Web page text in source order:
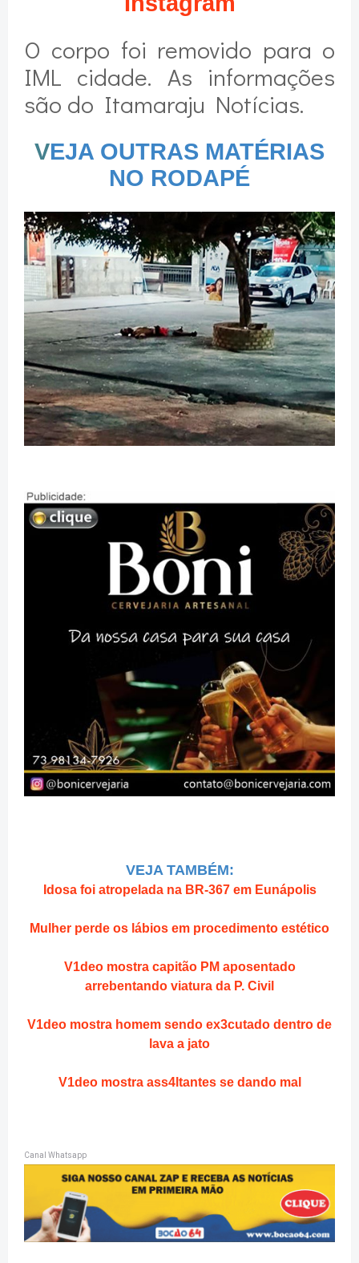
O corpo foi removido para o
IML cidade. As informações
são do Itamaraju Notícias.
VEJA OUTRAS MATÉRIAS
NO RODAPÉ
VEJA TAMBÉM:
Idosa foi atropelada na BR-367 em Eunápolis
Mulher perde os lábios em procedimento estético
V1deo mostra capitão PM aposentado
arrebentando viatura da P. Civil
V1deo mostra homem sendo ex3cutado dentro de
lava a jato
V1deo mostra ass4ltantes se dando mal
Canal Whatsapp